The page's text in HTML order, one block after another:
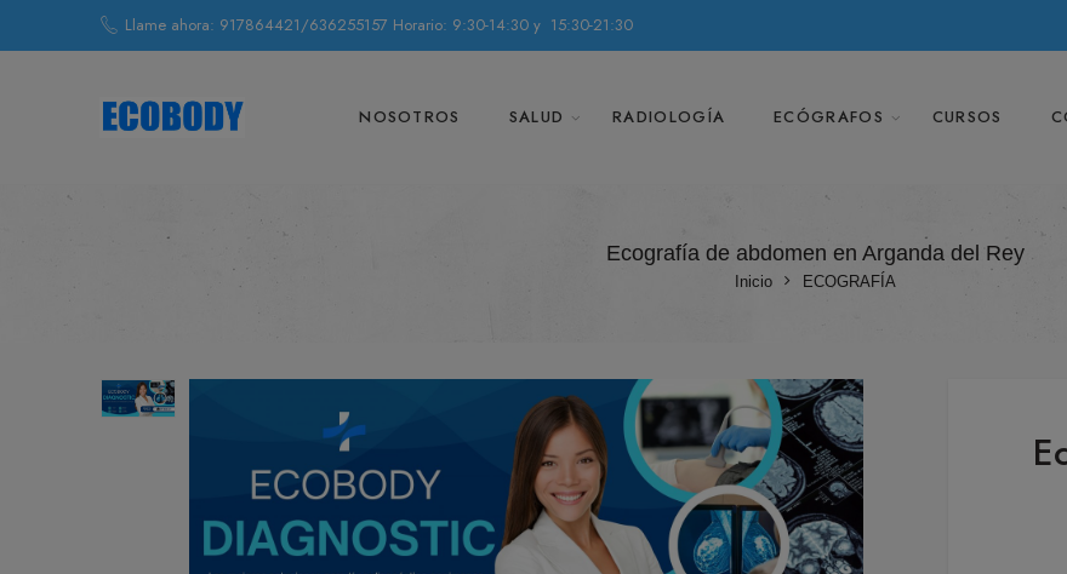
Llame ahora: 917864421/636255157 Horario: 9:30-14:30 y 15:30-21:30
NOSOTROS SALUD RADIOLOGÍA ECÓGRAFOS CURSOS
Ecografía de abdomen en Arganda del Rey
Inicio ECOGRAFÍA